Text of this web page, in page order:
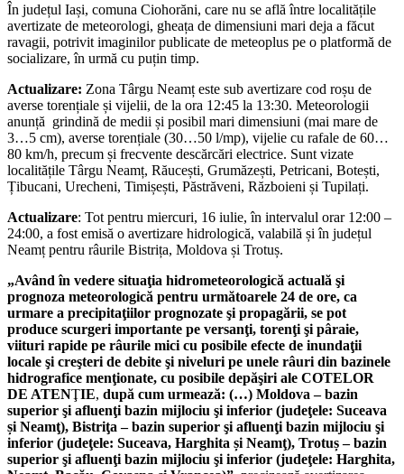
În județul Iași, comuna Ciohorăni, care nu se află între localitățile
avertizate de meteorologi, gheața de dimensiuni mari deja a făcut
ravagii, potrivit imaginilor publicate de meteoplus pe o platformă de
socializare, în urmă cu puțin timp.
Actualizare: Zona Târgu Neamț este sub avertizare cod roșu de
averse torențiale și vijelii, de la ora 12:45 la 13:30. Meteorologii
anunță grindină de medii și posibil mari dimensiuni (mai mare de
3…5 cm), averse torențiale (30…50 l/mp), vijelie cu rafale de 60…
80 km/h, precum și frecvente descărcări electrice. Sunt vizate
localitățile Târgu Neamț, Răucești, Grumăzești, Petricani, Botești,
Țibucani, Urecheni, Timișești, Păstrăveni, Războieni și Tupilați.
Actualizare: Tot pentru miercuri, 16 iulie, în intervalul orar 12:00 –
24:00, a fost emisă o avertizare hidrologică, valabilă și în județul
Neamț pentru râurile Bistrița, Moldova și Trotuș.
„Având în vedere situaţia hidrometeorologică actuală şi
prognoza meteorologică pentru următoarele 24 de ore, ca
urmare a precipitaţiilor prognozate şi propagării, se pot
produce scurgeri importante pe versanţi, torenţi şi pâraie,
viituri rapide pe râurile mici cu posibile efecte de inundaţii
locale şi creşteri de debite şi niveluri pe unele râuri din bazinele
hidrografice menţionate, cu posibile depăşiri ale COTELOR
DE ATENŢIE, după cum urmează: (…) Moldova – bazin
superior şi afluenţi bazin mijlociu şi inferior (judeţele: Suceava
și Neamţ), Bistriţa – bazin superior şi afluenţi bazin mijlociu şi
inferior (judeţele: Suceava, Harghita și Neamţ), Trotuș – bazin
superior şi afluenţi bazin mijlociu şi inferior (judeţele: Harghita,